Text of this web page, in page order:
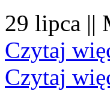
29 lipca ||
Czytaj
Czytaj